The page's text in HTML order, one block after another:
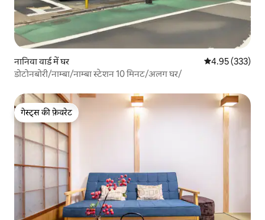
नानिवा वार्ड में घर औसत रेटिंग 5 में से
4.95 (333)
डोटोनबोरी/नाम्बा/नाम्बा स्टेशन 10 मिनट/अलग घर/
गेस्ट्स की फ़ेवरेट
गेस्ट्स की फ़ेवरेट